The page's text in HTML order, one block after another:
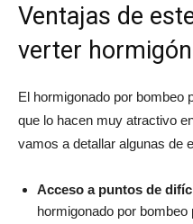
Ventajas de
verter hormigón
El hormigonado por bombeo
que lo hacen muy atractivo
vamos a detallar algunas de
Acceso a puntos de
hormigonado por